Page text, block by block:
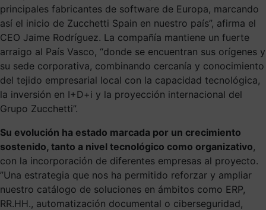
principales fabricantes de software de Europa, marcando
así el inicio de Zucchetti Spain en nuestro país”, afirma el
CEO Jaime Rodríguez. La compañía mantiene un fuerte
arraigo al País Vasco, “donde se encuentran sus orígenes y
su sede corporativa, combinando cercanía y conocimiento
del tejido empresarial local con la capacidad tecnológica,
la inversión en I+D+i y la proyección internacional del
Grupo Zucchetti”.
Su evolución ha estado marcada por un crecimiento
sostenido, tanto a nivel tecnológico como organizativo,
con la incorporación de diferentes empresas al proyecto.
”Una estrategia que nos ha permitido reforzar y ampliar
nuestro catálogo de soluciones en ámbitos como ERP,
RR.HH., automatización documental o ciberseguridad,